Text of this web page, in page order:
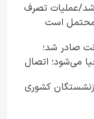
شد/عملیات تصرف
محتمل است
صادر شد؛
می‌شود؛ اتصال
تومانی بازنشستگان کشوری